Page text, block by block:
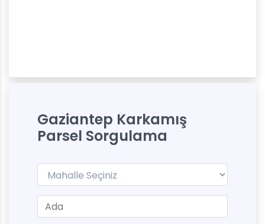
Gaziantep Karkamış
Parsel Sorgulama